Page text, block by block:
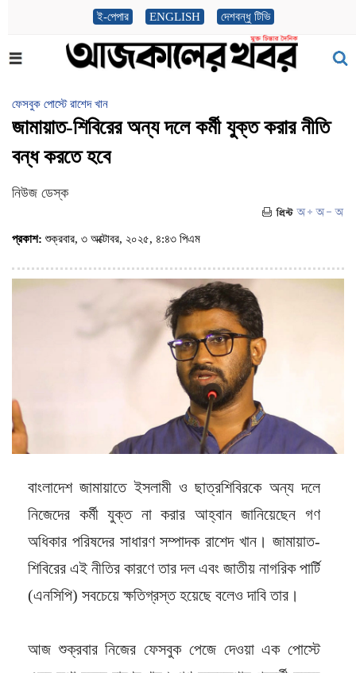
ই-পেপার ENGLISH দেশবন্ধু টিভি
ফেসবুক পোস্টে রাশেদ খান
জামায়াত-শিবিরের অন্য দলে কর্মী যুক্ত করার নীতি
বন্ধ করতে হবে
নিউজ ডেস্ক
প্রকাশ: শুক্রবার, ৩ অক্টোবর, ২০২৫, ৪:৪৩ পিএম
বাংলাদেশ জামায়াতে ইসলামী ও ছাত্রশিবিরকে অন্য দলে
নিজেদের কর্মী যুক্ত না করার আহ্বান জানিয়েছেন গণ
অধিকার পরিষদের সাধারণ সম্পাদক রাশেদ খান। জামায়াত-
শিবিরের এই নীতির কারণে তার দল এবং জাতীয় নাগরিক পার্টি
(এনসিপি) সবচেয়ে ক্ষতিগ্রস্ত হয়েছে বলেও দাবি তার।
আজ শুক্রবার নিজের ফেসবুক পেজে দেওয়া এক পোস্টে